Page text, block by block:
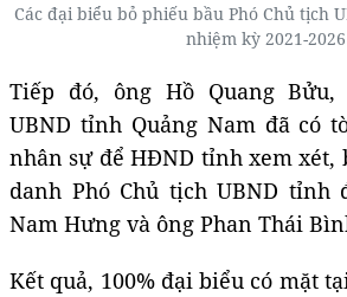
Các đại biểu bỏ phiếu bầu Phó Chủ tịch
nhiệm kỳ 2021-2026
Tiếp đó, ông Hồ Quang Bửu,
UBND tỉnh Quảng Nam đã có
nhân sự để HĐND tỉnh xem xét,
danh Phó Chủ tịch UBND tỉnh
Nam Hưng và ông Phan Thái
Kết quả, 100% đại biểu có mặt